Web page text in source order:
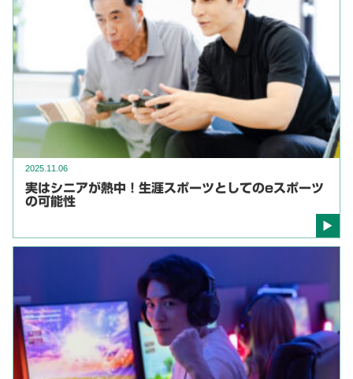
2025.11.06
実はシニアが熱中！生涯スポーツとしてのeスポーツ
の可能性